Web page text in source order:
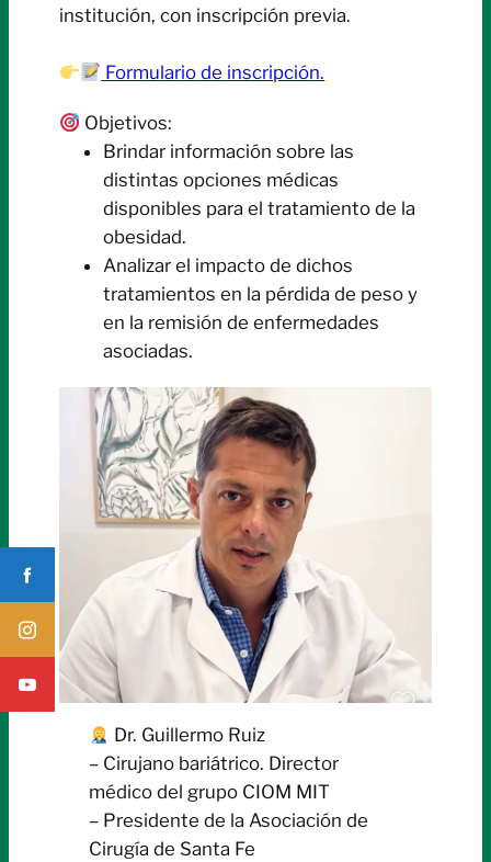
institución, con inscripción previa.
Formulario de inscripción.
Objetivos:
Brindar información sobre las
distintas opciones médicas
disponibles para el tratamiento de la
obesidad.
Analizar el impacto de dichos
tratamientos en la pérdida de peso y
en la remisión de enfermedades
asociadas.
Dr. Guillermo Ruiz
– Cirujano bariátrico. Director
médico del grupo CIOM MIT
– Presidente de la Asociación de
Cirugía de Santa Fe